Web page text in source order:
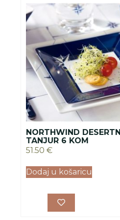
NORTHWIND DESERTNI
TANJUR 6 KOM
51.50 €
Dodaj u košaricu